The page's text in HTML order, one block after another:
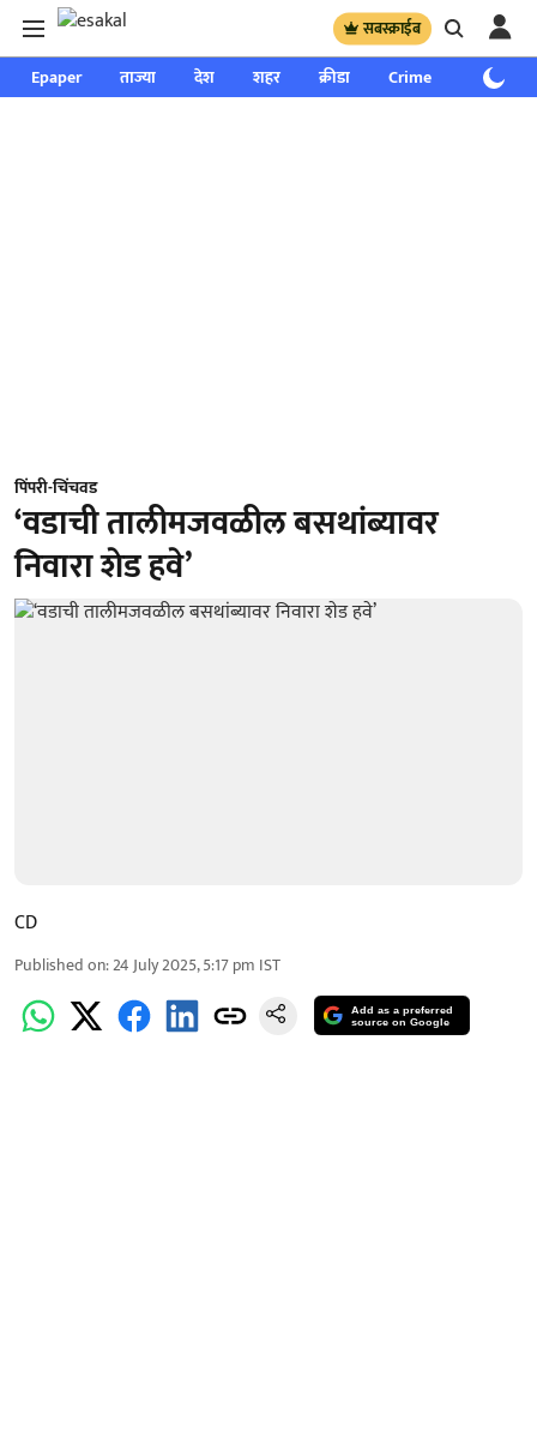
सबस्क्राईब
Epaper ताज्या देश शहर क्रीडा Crime साप्ताहिक
पिंपरी-चिंचवड
‘वडाची तालीमजवळील बसथांब्यावर
निवारा शेड हवे’
CD
Published on:24 July 2025, 5:17 pm IST
Add as a preferred
source on Google